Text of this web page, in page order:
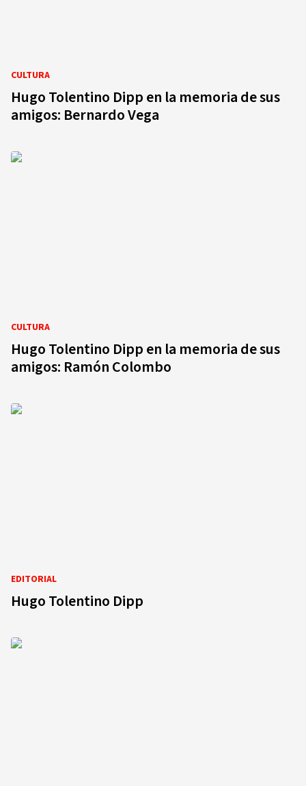
CULTURA
Hugo Tolentino Dipp en la memoria de sus
amigos: Bernardo Vega
CULTURA
Hugo Tolentino Dipp en la memoria de sus
amigos: Ramón Colombo
EDITORIAL
Hugo Tolentino Dipp